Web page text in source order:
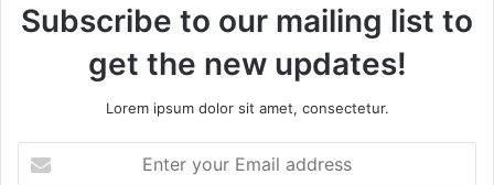
Subscribe to our mailing list to
get the new updates!
Lorem ipsum dolor sit amet, consectetur.
your